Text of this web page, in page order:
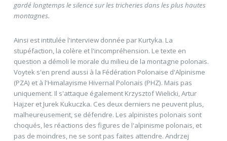
gardé longtemps le silence sur les tricheries dans les plus hautes
montagnes.
Ainsi est intitulée l'interview donnée par Kurtyka. La
stupéfaction, la colère et l'incompréhension. Le texte en
question a démoli le morale du milieu de la montagne polonais.
Voytek s'en prend aussi à la Fédération Polonaise d'Alpinisme
(PZA) et à l'Himalayisme Hivernal Polonais (PHZ). Mais pas
uniquement. Il s'attaque également Krzysztof Wielicki, Artur
Hajzer et Jurek Kukuczka. Ces deux derniers ne peuvent plus,
malheureusement, se défendre. Les alpinistes polonais sont
choqués, les réactions des figures de l'alpinisme polonais, et
pas de moindres, ne se sont pas faites attendre. Andrzej